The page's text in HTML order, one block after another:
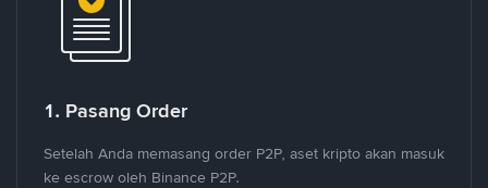
1. Pasang Order
Setelah Anda memasang order P2P, aset kripto akan masuk
ke escrow oleh Binance P2P.